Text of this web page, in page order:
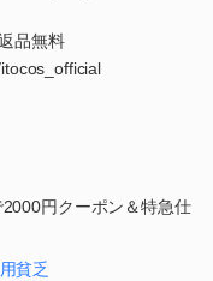
品無料
円クーポン＆特急仕
貧乏